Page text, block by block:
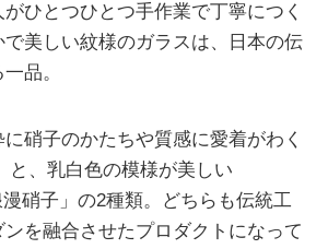
ひとつひとつ手作業で丁寧につく
で美しい紋様のガラスは、日本の伝
品。
硝子のかたちや質感に愛着がわく
と、乳白色の模様が美しい
漫硝子」の2種類。どちらも伝統工
を融合させたプロダクトになって